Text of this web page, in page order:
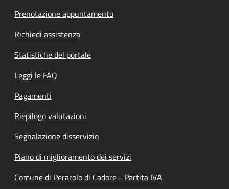
Prenotazione appuntamento
Richiedi assistenza
Statistiche del portale
Leggi le FAQ
Pagamenti
Riepilogo valutazioni
Segnalazione disservizio
Piano di miglioramento dei servizi
Comune di Perarolo di Cadore - Partita IVA